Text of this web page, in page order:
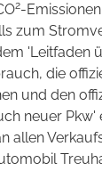
2-
zum
'Leitfaden
die
und den
neuer Pkw'
allen